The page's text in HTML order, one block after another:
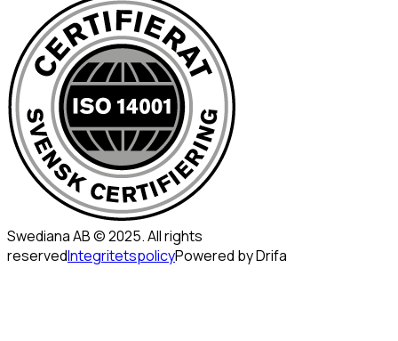
Swediana AB © 2025. All rights
reservedIntegritetspolicyPowered by Drifa